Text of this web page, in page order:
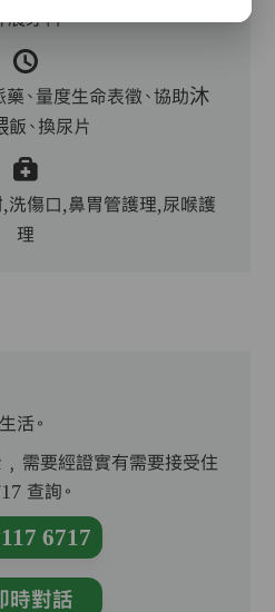
展牙科
藥、量度生命表徵、協助沐
飯、換尿片
洗傷口,鼻胃管護理,尿喉護
理
活。
需要經證實有需要接受住
查詢。
6717
時對話